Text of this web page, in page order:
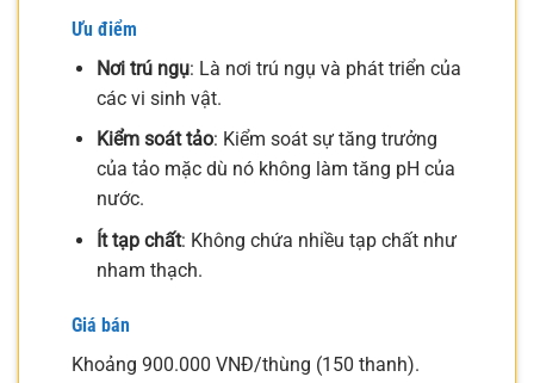
Ưu điểm
Nơi trú ngụ: Là nơi trú ngụ và phát triển của
các vi sinh vật.
Kiểm soát tảo: Kiểm soát sự tăng trưởng
của tảo mặc dù nó không làm tăng pH của
nước.
Ít tạp chất: Không chứa nhiều tạp chất như
nham thạch.
Giá bán
Khoảng 900.000 VNĐ/thùng (150 thanh).